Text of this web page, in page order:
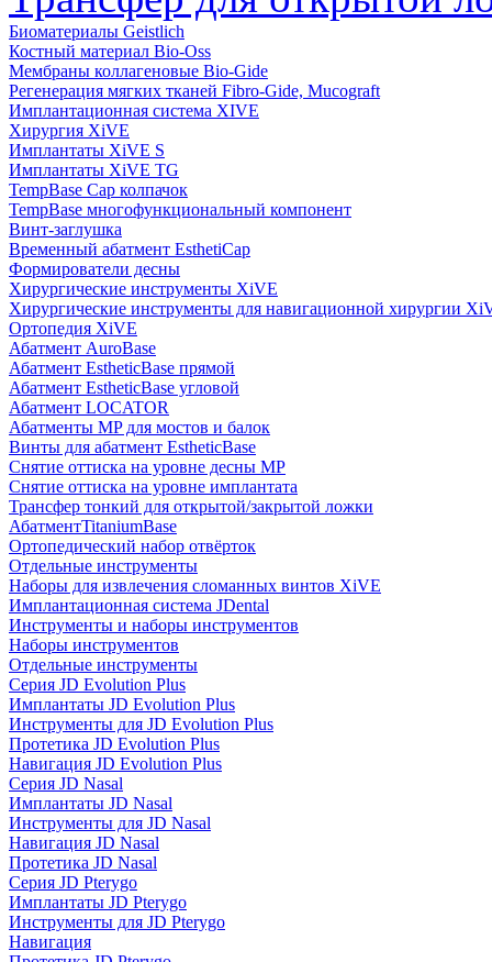
Биоматериалы Geistlich
Костный материал Bio-Oss
Мембраны коллагеновые Bio-Gide
Регенерация мягких тканей Fibro-Gide, Mucograft
Имплантационная система XIVE
Хирургия XiVE
Имплантаты XiVE S
Имплантаты XiVE TG
TempBase Cap колпачок
TempBase многофункциональный компонент
Винт-заглушка
Временный абатмент EsthetiCap
Формирователи десны
Хирургические инструменты XiVE
Хирургические инструменты для навигационной хирургии
Ортопедия XiVE
Абатмент AuroBase
Абатмент EstheticBase прямой
Абатмент EstheticBase угловой
Абатмент LOCATOR
Абатменты MP для мостов и балок
Винты для абатмент EstheticBase
Снятие оттиска на уровне десны MP
Снятие оттиска на уровне имплантата
Трансфер тонкий для открытой/закрытой ложки
АбатментTitaniumBase
Ортопедический набор отвёрток
Отдельные инструменты
Наборы для извлечения сломанных винтов XiVE
Имплантационная система JDental
Инструменты и наборы инструментов
Наборы инструментов
Отдельные инструменты
Серия JD Evolution Plus
Имплантаты JD Evolution Plus
Инструменты для JD Evolution Plus
Протетика JD Evolution Plus
Навигация JD Evolution Plus
Серия JD Nasal
Имплантаты JD Nasal
Инструменты для JD Nasal
Навигация JD Nasal
Протетика JD Nasal
Серия JD Pterygo
Имплантаты JD Pterygo
Инструменты для JD Pterygo
Навигация